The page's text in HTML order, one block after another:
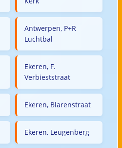
Antwerpen, P+R
Luchtbal
Ekeren, F.
Verbieststraat
Ekeren, Blarenstraat
Ekeren, Leugenberg